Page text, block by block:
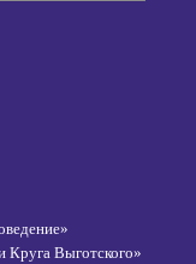
Круга Выготского»